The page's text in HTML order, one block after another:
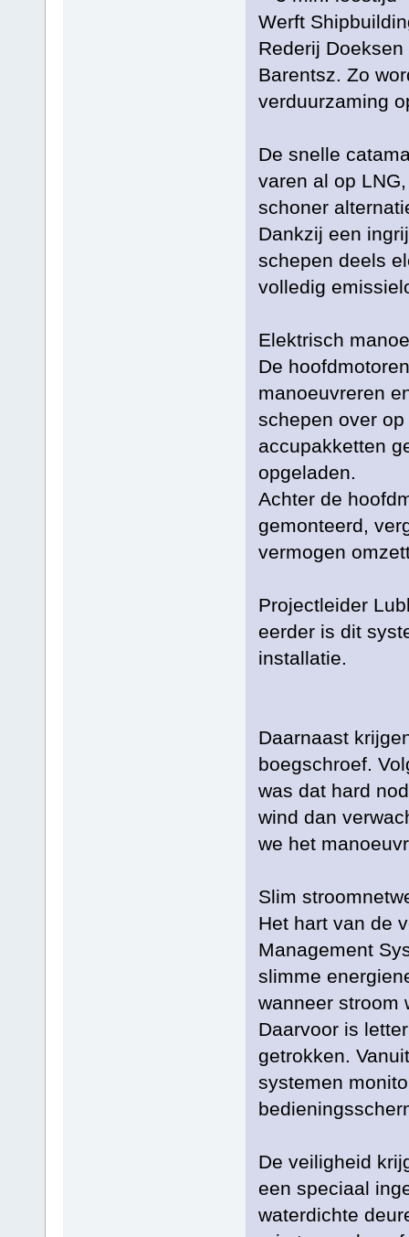
Werft
Rederij
Barentsz. Zo
verduurzaming
De snelle
varen al op
schoner
Dankzij een
schepen deels
volledig
Elektrisch
De
manoeuvreren
schepen over
accupakketten
opgeladen.
Achter de
gemonteerd,
vermogen
Projectleider
eerder is dit
installatie.
Daarnaast
boegschroef.
was dat hard
wind dan
we het
Slim
Het hart van de
Management
slimme
wanneer stroom
Daarvoor is
getrokken.
systemen
De veiligheid
een speciaal
waterdichte